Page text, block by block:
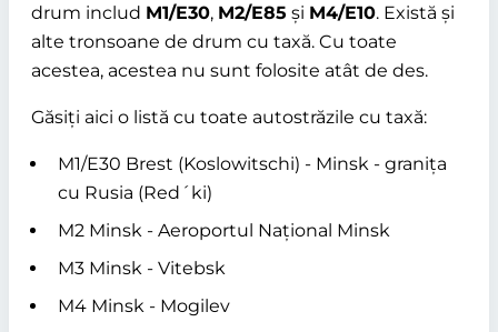
drum includ M1/E30, M2/E85 și M4/E10. Există și
alte tronsoane de drum cu taxă. Cu toate
acestea, acestea nu sunt folosite atât de des.
Găsiți aici o listă cu toate autostrăzile cu taxă:
M1/E30 Brest (Koslowitschi) - Minsk - granița
cu Rusia (Red´ki)
M2 Minsk - Aeroportul Național Minsk
M3 Minsk - Vitebsk
M4 Minsk - Mogilev